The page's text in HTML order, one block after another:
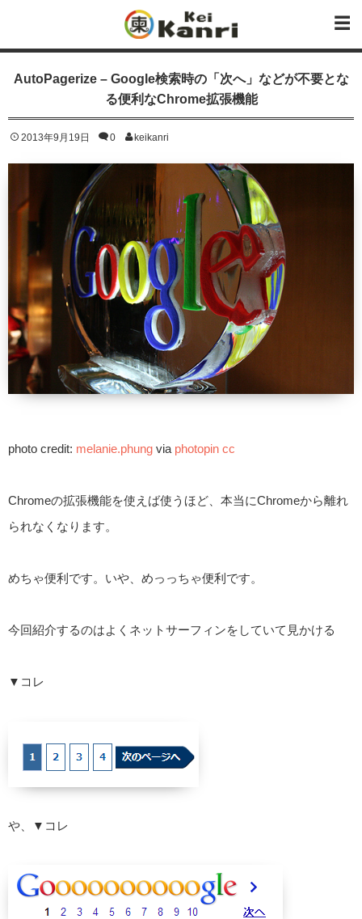
AutoPagerize – Google検索時の「次へ」などが不要とな
る便利なChrome拡張機能
2013年9月19日 0 keikanri
photo credit: melanie.phung via photopin cc
Chromeの拡張機能を使えば使うほど、本当にChromeから離れ
られなくなります。
めちゃ便利です。いや、めっっちゃ便利です。
今回紹介するのはよくネットサーフィンをしていて見かける
▼コレ
や、▼コレ